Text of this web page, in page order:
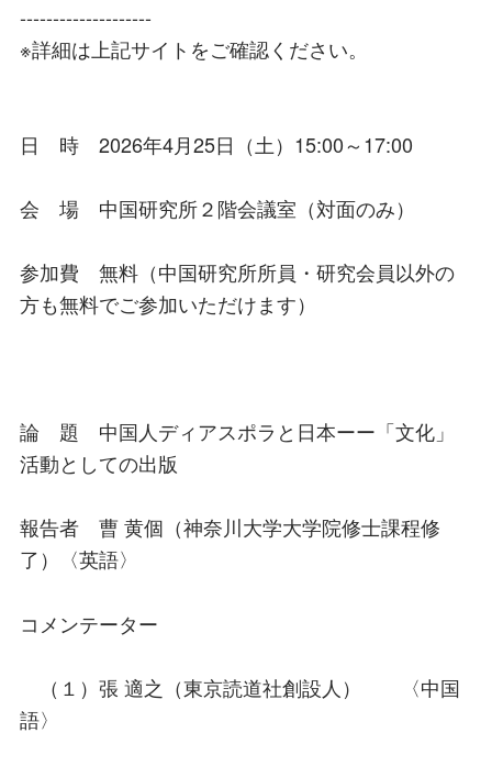
--------------------
※詳細は上記サイトをご確認ください。
日 時 2026年4月25日（土）15:00～17:00
会 場 中国研究所２階会議室（対面のみ）
参加費 無料（中国研究所所員・研究会員以外の
方も無料でご参加いただけます）
論 題 中国人ディアスポラと日本ーー「文化」
活動としての出版
報告者 曹 黄個（神奈川大学大学院修士課程修
了）〈英語〉
コメンテーター
（１）張 適之（東京読道社創設人） 〈中国
語〉